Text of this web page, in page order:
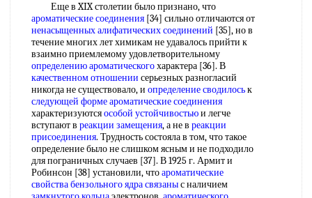
Еще в XIX столетии было признано, что
ароматические соединения [34] сильно отличаются от
ненасыщенных алифатических соединений [35], но в
течение многих лет химикам не удавалось прийти к
взаимно приемлемому удовлетворительному
определению ароматическогохарактера [36]. В
качественном отношении серьезных разногласий
никогда не существовало, и определение сводилоськ
следующей формеароматические соединения
характеризуютсяособой устойчивостьюи легче
вступают в реакции замещения, а не в реакции
присоединения. Трудность состояла в том, что такое
определение было не слишком ясным и не подходило
для пограничных случаев [37]. В 1925 г. Армит и
Робинсон [38] установили, чтоароматические
свойствабензольного ядра связаныс наличием